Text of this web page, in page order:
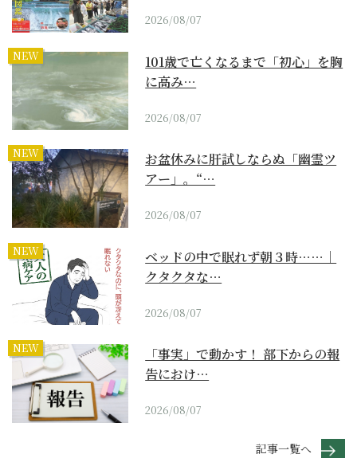
2026/08/07
NEW
101歳で亡くなるまで「初心」を胸
に高み…
2026/08/07
NEW
お盆休みに肝試しならぬ「幽霊ツ
アー」。“…
2026/08/07
NEW
ベッドの中で眠れず朝３時……｜
クタクタな…
2026/08/07
NEW
「事実」で動かす！ 部下からの報
告におけ…
2026/08/07
記事一覧へ